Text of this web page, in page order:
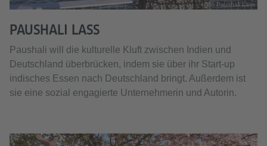
© Paushali Lass
PAUSHALI LASS
Paushali will die kulturelle Kluft zwischen Indien und
Deutschland überbrücken, indem sie über ihr Start-up
indisches Essen nach Deutschland bringt. Außerdem ist
sie eine sozial engagierte Unternehmerin und Autorin.